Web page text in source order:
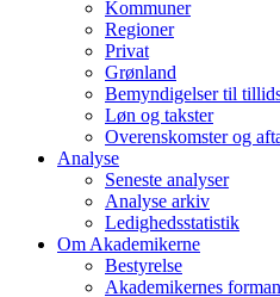
Kommuner
Regioner
Privat
Grønland
Bemyndigelser til
Løn og takster
Overenskomster og
Analyse
Seneste analyser
Analyse arkiv
Ledighedsstatistik
Om Akademikerne
Bestyrelse
Akademikernes